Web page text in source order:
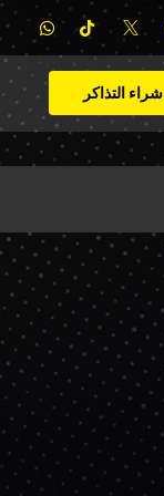
شراء التذاكر